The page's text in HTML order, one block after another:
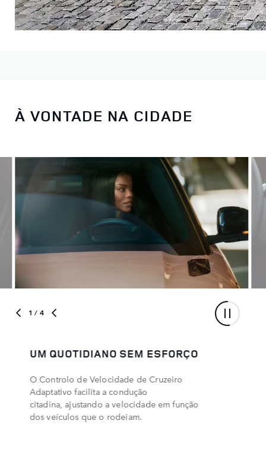
À VONTADE NA CIDADE
1 / 4
UM QUOTIDIANO SEM ESFORÇO
O Controlo de Velocidade de Cruzeiro
Adaptativo facilita a condução
citadina, ajustando a velocidade em função
dos veículos que o rodeiam.